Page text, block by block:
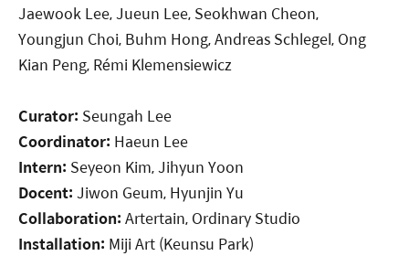
Jaewook Lee, Jueun Lee, Seokhwan Cheon,
Youngjun Choi, Buhm Hong, Andreas Schlegel, Ong
Kian Peng, Rémi Klemensiewicz
Curator: Seungah Lee
Coordinator: Haeun Lee
Intern: Seyeon Kim, Jihyun Yoon
Docent:Jiwon Geum, Hyunjin Yu
Collaboration:Artertain, Ordinary Studio
Installation: Miji Art (Keunsu Park)